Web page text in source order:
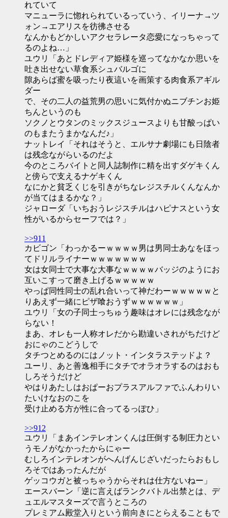
れていて
マニューラに惚れられているっていう、イリーナ→ツ
ォン→エアリスを彷彿させる
なんかもどかしいアクセラレータ恋愛になっちゃって
るのよね…」
ユウリ「あとドレディア姫様を巡ってなかなか思いを
吐き出せない草食系シュバルゴに
隙あらば蜜を吸ったり夜這いを画策する肉食系アギル
ダー
で、その二人の益荒男の思いに気付かぬニブチンお姫
ちんというのも
ソクノとウタンのミックスジュースよりも甘酸っぱい
のもまたうまかなんだ♪」
ナットレイ「それはそうと、エルサナ劇場にも日陰者
は残念ながらいるのだよ
今のところバイトと同人誌制作に精を出すダゲキくん
と傍らで支えるナゲキくん
なにかと貧乏くじを引きがちなレジスチルくんなんか
が当てはまるかな？」
ジャローダ「いちおうレジスチルはハピナスという女
性がいるからセーフでは？」
>>911
カビゴン「わっかるーｗｗｗｗ男は男同士あなをほっ
てドリルライナーｗｗｗｗｗｗｗ
女は女同士で大事な大事なｗｗｗｗバッジのようにお
互いこすって磨き上げるｗｗｗｗｗ
やっぱ同性同士の乱れ合いって神だわーｗｗｗｗｗと
りあえず一緒にピザ喰おうずｗｗｗｗｗｗ」
ユウリ「女の子同士っちゅう趣味はオレには残念なが
らない！
まあ、オレも一人称オレだから勘違いされがちだけど
おにゃのこどうしで
タチつとめるのにはノット・インタラステッドよ？
ユーリ、あと善逸相手にタチでオラオラするのはおも
しろそうだけど
やはりあたしはおぱーおプラスアルファでふんわりい
たいけなおのこを
受け止める方が性に合ってるっぽひ」
>>912
ユウリ「まあインテレオンくんは圧倒する制圧力とい
うモノがなかったからにゃー
むしろインテレオンがへんげんじざいだったらおもし
ろそではあったんだが
ゲッコウガと被っちゃうからそれは仕方ないねー」
エースバーン「逆に言えばランクバトル出禁とは、デ
ュエルマスターズで言うところの
プレミアム殿堂入りという前向きにとらえることもで